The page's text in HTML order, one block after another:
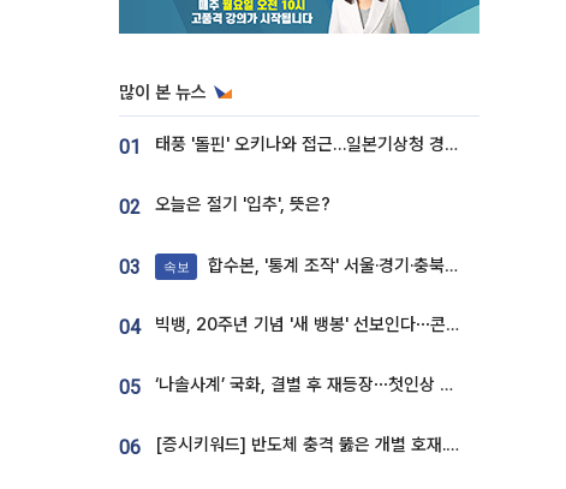
많이 본 뉴스
01 태풍 '돌핀' 오키나와 접근…일본기상청 경로 업데이트
02 오늘은 절기 '입추', 뜻은?
03 속보 합수본, '통계 조작' 서울·경기·충북 선관위 등 추가 압수수색
04 빅뱅, 20주년 기념 '새 뱅봉' 선보인다⋯콘서트 앞두고 팝업 개최
05 ‘나솔사계’ 국화, 결별 후 재등장⋯첫인상 투표 휩쓸고 ‘인기녀’ 등극
06 [증시키워드] 반도체 충격 뚫은 개별 호재...포스코퓨처엠·에코프로·한화솔루션 '눈길'